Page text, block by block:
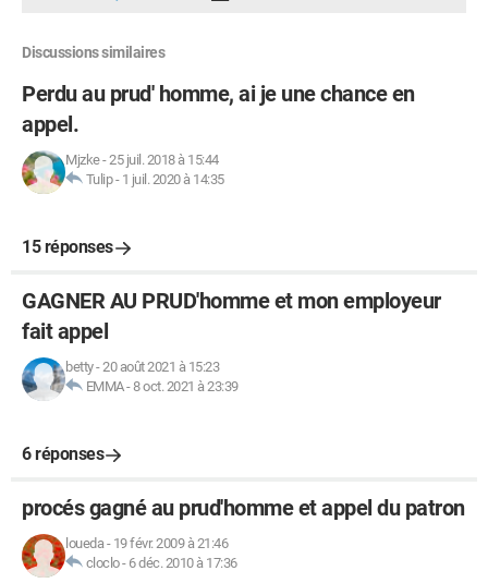
Discussions similaires
Perdu au prud' homme, ai je une chance en
appel.
Mjzke-25 juil. 2018 à 15:44
Tulip- 1 juil. 2020 à 14:35
15 réponses
GAGNER AU PRUD'homme et mon employeur
fait appel
betty-20 août 2021 à 15:23
EMMA-8 oct. 2021 à 23:39
6 réponses
procés gagné au prud'homme et appel du patron
loueda- 19 févr. 2009 à 21:46
cloclo- 6 déc. 2010 à 17:36